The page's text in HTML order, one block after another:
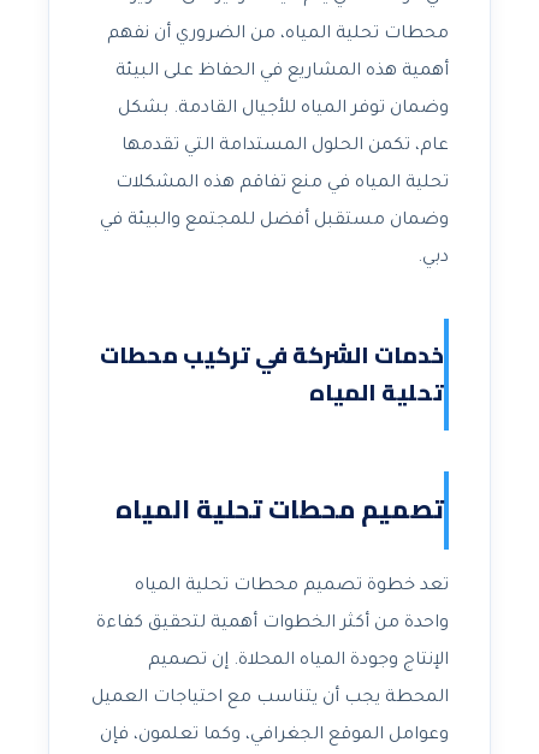
محطات تحلية المياه، من الضروري أن نفهم
أهمية هذه المشاريع في الحفاظ على البيئة
وضمان توفر المياه للأجيال القادمة. بشكل
عام، تكمن الحلول المستدامة التي تقدمها
تحلية المياه في منع تفاقم هذه المشكلات
وضمان مستقبل أفضل للمجتمع والبيئة في
دبي.
خدمات الشركة في تركيب محطات
تحلية المياه
تصميم محطات تحلية المياه
تعد خطوة تصميم محطات تحلية المياه
واحدة من أكثر الخطوات أهمية لتحقيق كفاءة
الإنتاج وجودة المياه المحلاة. إن تصميم
المحطة يجب أن يتناسب مع احتياجات العميل
وعوامل الموقع الجغرافي، وكما تعلمون، فإن